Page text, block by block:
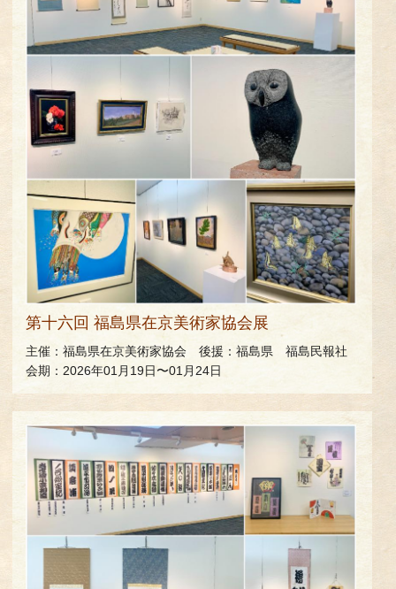
第十六回 福島県在京美術家協会展
主催：福島県在京美術家協会 後援：福島県 福島民報社
会期：2026年01月19日〜01月24日